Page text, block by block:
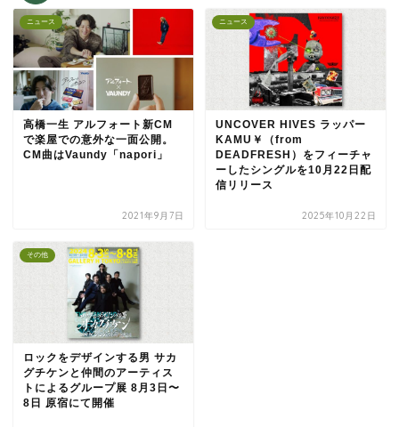
ニュース
高橋一生 アルフォート新CM
で楽屋での意外な一面公開。
CM曲はVaundy「napori」
2021年9月7日
ニュース
UNCOVER HIVES ラッパー
KAMU￥（from
DEADFRESH）をフィーチャ
ーしたシングルを10月22日配
信リリース
2025年10月22日
その他
ロックをデザインする男 サカ
グチケンと仲間のアーティス
トによるグループ展 8月3日〜
8日 原宿にて開催